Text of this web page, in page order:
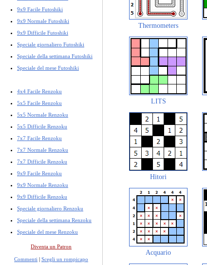
9x9 Facile Futoshiki
9x9 Normale Futoshiki
9x9 Difficile Futoshiki
Speciale giornaliero Futoshiki
Speciale della settimana Futoshiki
Speciale del mese Futoshiki
4x4 Facile Renzoku
5x5 Facile Renzoku
5x5 Normale Renzoku
5x5 Difficile Renzoku
7x7 Facile Renzoku
7x7 Normale Renzoku
7x7 Difficile Renzoku
9x9 Facile Renzoku
9x9 Normale Renzoku
9x9 Difficile Renzoku
Speciale giornaliero Renzoku
Speciale della settimana Renzoku
Speciale del mese Renzoku
Diventa un Patron
Commenti | Scegli un rompicapo
Thermometers
LITS
Hitori
Acquario